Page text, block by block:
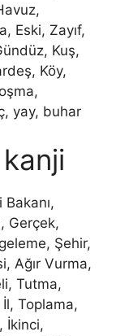
Eski, Zayıf,
Kuş,
Köy,
yay, buhar
Gerçek,
Şehir,
Ağır Vurma,
Tutma,
Toplama,
İkinci,